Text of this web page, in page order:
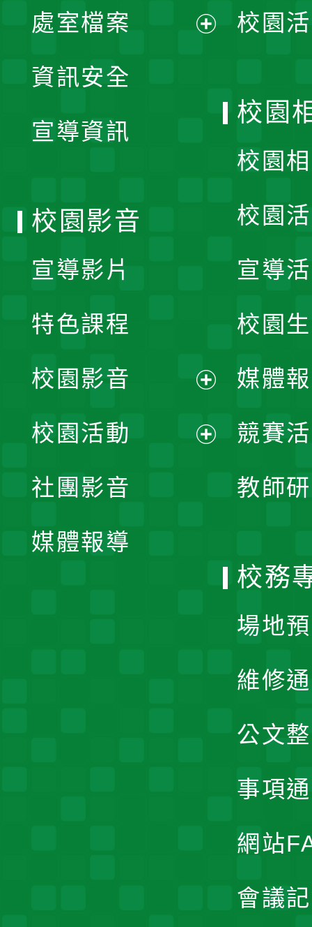
單
處室檔案
資訊安全
宣導資訊
校園
校園
校園
校園
宣導
校園
媒體
競賽
教師
校園影音
宣導影片
特色課程
校園影音
開
校園活動
社團影音
媒體報導
校務
場地
維修
公文
事項
網站
會議